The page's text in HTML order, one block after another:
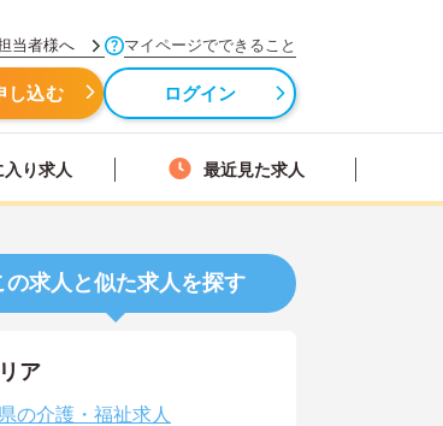
当者様へ マイページでできること
し込む ログイン
入り求人 最近見た求人
の求人と似た求人を探す
ア
の介護・福祉求人